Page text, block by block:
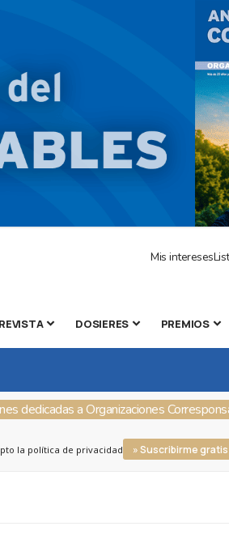
Mis intereses
REVISTA DOSIERES PREMIOS
dedicadas a Organizaciones
la política de privacidad » Suscribirme gratis